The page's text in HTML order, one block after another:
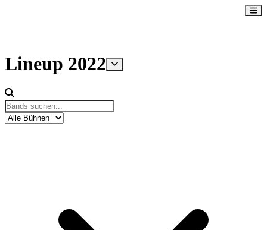
Lineup 2022